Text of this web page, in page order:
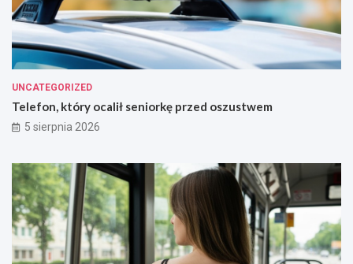
UNCATEGORIZED
Telefon, który ocalił seniorkę przed oszustwem
5 sierpnia 2026